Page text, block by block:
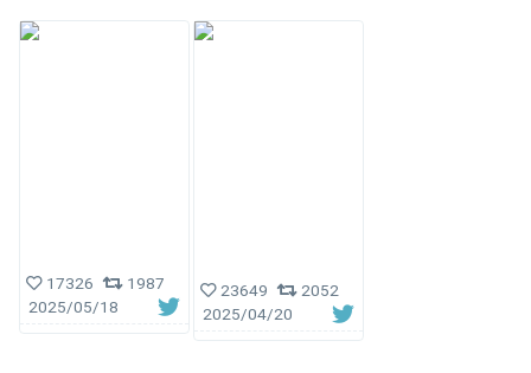
17326
1987
2025/05/18
23649
2052
2025/04/20